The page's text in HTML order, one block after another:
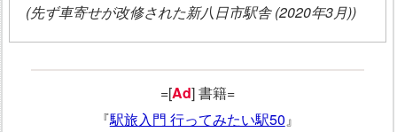
(先ず車寄せが改修された新八日市駅舎 (2020年3月))
=[Ad] 書籍=
『駅旅入門 行ってみたい駅50』